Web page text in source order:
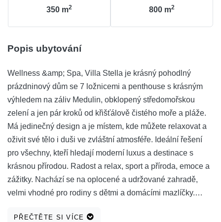
350 m2 800 m2
Popis ubytování
Wellness &amp; Spa, Villa Stella je krásný pohodlný
prázdninový dům se 7 ložnicemi a penthouse s krásným
výhledem na záliv Medulin, obklopený středomořskou
zelení a jen pár kroků od křišťálově čistého moře a pláže.
Má jedinečný design a je místem, kde můžete relaxovat a
oživit své tělo i duši ve zvláštní atmosféře. Ideální řešení
pro všechny, kteří hledají moderní luxus a destinace s
krásnou přírodou. Radost a relax, sport a příroda, emoce a
zážitky. Nachází se na oplocené a udržované zahradě,
velmi vhodné pro rodiny s dětmi a domácími mazlíčky.
bezplatnou nabíjecí stanici pro vaše elektromobily.
PŘEČTĚTE SI VÍCE